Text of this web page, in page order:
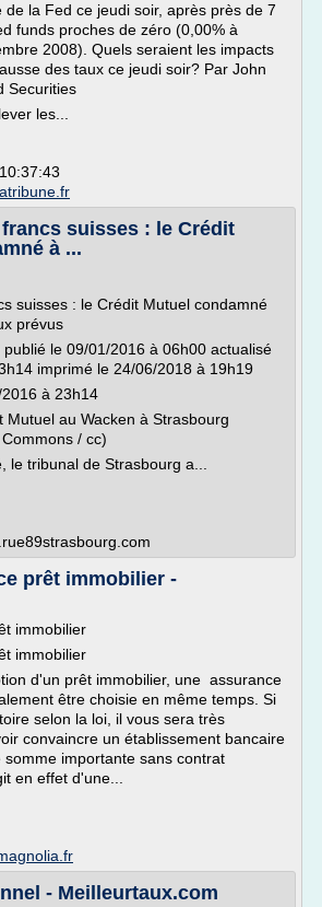
de la Fed ce jeudi soir, après près de 7
funds proches de zéro (0,00% à
2008). Quels seraient les impacts
des taux ce jeudi soir? Par John
Securities
les...
suisses : le Crédit
à ...
suisses : le Crédit Mutuel condamné
prévus
le 09/01/2016 à 06h00 actualisé
imprimé le 24/06/2018 à 19h19
à 23h14
Mutuel au Wacken à Strasbourg
/ cc)
le tribunal de Strasbourg a...
prêt immobilier -
immobilier
immobilier
d'un prêt immobilier, une assurance
être choisie en même temps. Si
selon la loi, il vous sera très
convaincre un établissement bancaire
importante sans contrat
en effet d'une...
- Meilleurtaux.com